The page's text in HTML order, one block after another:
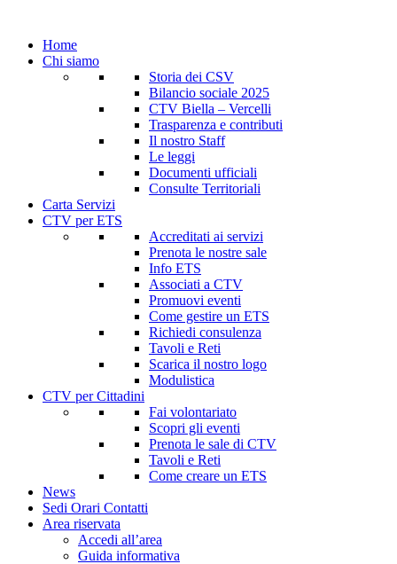
Home
Chi siamo
Storia dei CSV
Bilancio sociale 2025
CTV Biella – Vercelli
Trasparenza e contributi
Il nostro Staff
Le leggi
Documenti ufficiali
Consulte Territoriali
Carta Servizi
CTV per ETS
Accreditati ai servizi
Prenota le nostre sale
Info ETS
Associati a CTV
Promuovi eventi
Come gestire un ETS
Richiedi consulenza
Tavoli e Reti
Scarica il nostro logo
Modulistica
CTV per Cittadini
Fai volontariato
Scopri gli eventi
Prenota le sale di CTV
Tavoli e Reti
Come creare un ETS
News
Sedi Orari Contatti
Area riservata
Accedi all’area
Guida informativa